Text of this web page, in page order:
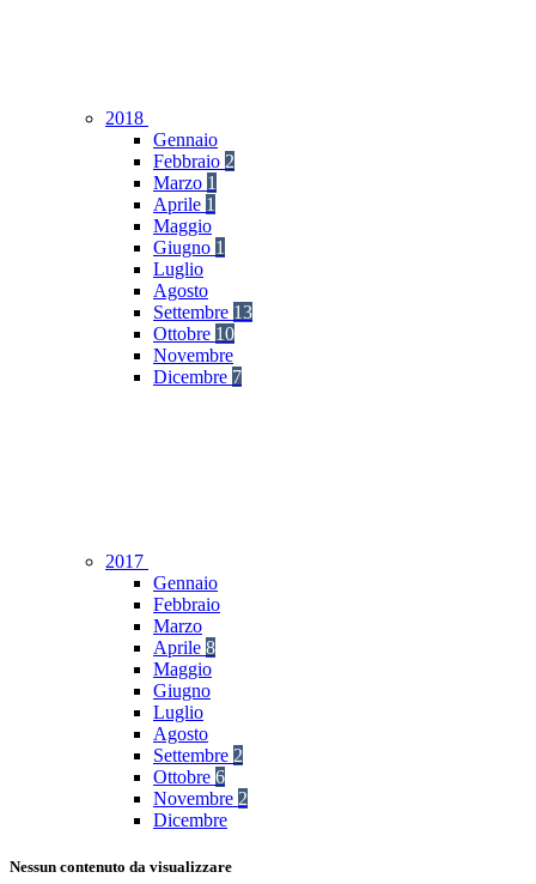
2018
Gennaio
Febbraio 2
Marzo 1
Aprile 1
Maggio
Giugno 1
Luglio
Agosto
Settembre 13
Ottobre 10
Novembre
Dicembre 7
2017
Gennaio
Febbraio
Marzo
Aprile 8
Maggio
Giugno
Luglio
Agosto
Settembre 2
Ottobre 6
Novembre 2
Dicembre
Nessun contenuto da visualizzare